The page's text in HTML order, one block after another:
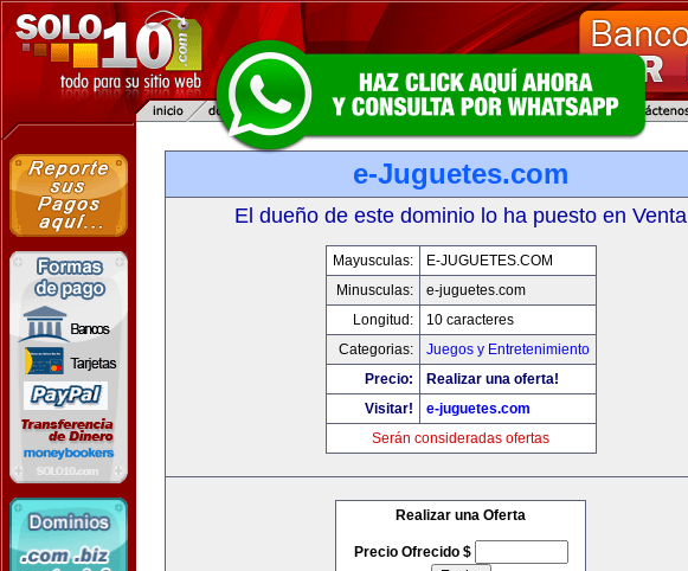
e-Juguetes.com
El dueño de este dominio lo ha puesto en Venta
Mayusculas:
E-JUGUETES.COM
Minusculas:
e-juguetes.com
Longitud:
10 caracteres
Categorias:
Juegos y Entretenimiento
Precio:
Realizar una oferta!
Visitar!
e-juguetes.com
Serán consideradas ofertas
Realizar una Oferta
Precio Ofrecido $